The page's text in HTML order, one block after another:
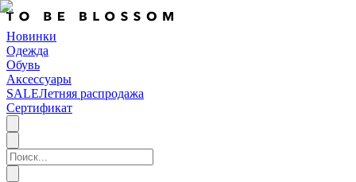
Новинки
Одежда
Обувь
Аксессуары
SALEЛетняя распродажа
Сертификат